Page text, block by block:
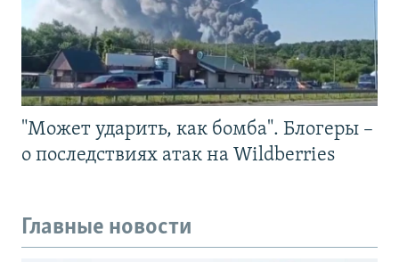
"Может ударить, как бомба". Блогеры –
о последствиях атак на Wildberries
Главные новости